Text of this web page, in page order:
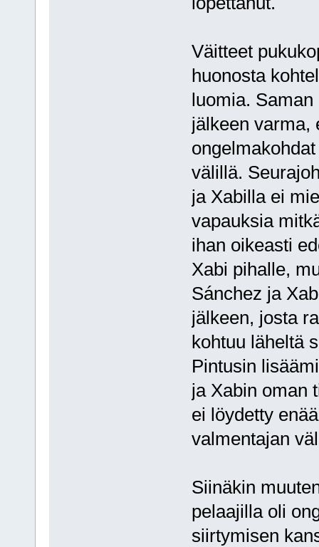
Väitteet
huonosta
luomia.
jälkeen varma,
välillä.
ja Xabilla ei
vapauksia
ihan oikeasti
Xabi pihalle,
Sánchez ja
jälkeen, josta
kohtuu läheltä
Pintusin
ja Xabin oman
ei löydetty
valmentajan
Siinäkin
pelaajilla oli
siirtymisen